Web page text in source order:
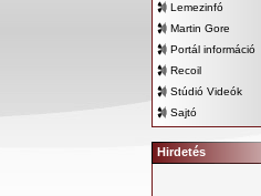
Lemezinfó
Martin Gore
Portál információ
Recoil
Stúdió Videók
Sajtó
Hirdetés